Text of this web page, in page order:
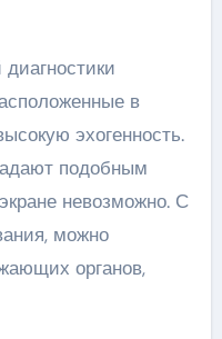
в
эхогенность.
подобным
невозможно. С
можно
органов,